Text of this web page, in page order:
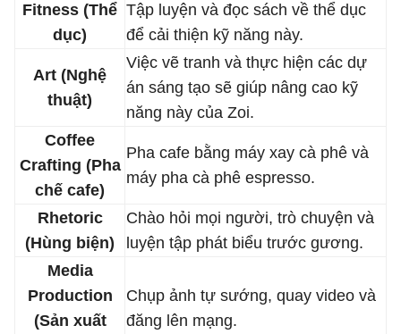
Fitness (Thể
dục)
Tập luyện và đọc sách về thể dục
để cải thiện kỹ năng này.
Art (Nghệ
thuật)
Việc vẽ tranh và thực hiện các dự
án sáng tạo sẽ giúp nâng cao kỹ
năng này của Zoi.
Coffee
Crafting (Pha
chế cafe)
Pha cafe bằng máy xay cà phê và
máy pha cà phê espresso.
Rhetoric
(Hùng biện)
Chào hỏi mọi người, trò chuyện và
luyện tập phát biểu trước gương.
Media
Production
(Sản xuất
Chụp ảnh tự sướng, quay video và
đăng lên mạng.